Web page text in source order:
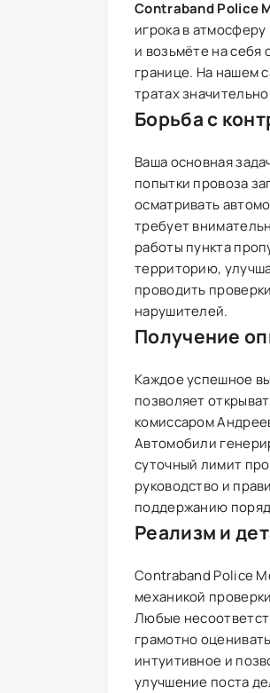
Contraband Police
игрока в
и возьмёте на себя
границе. На нашем
тратах
Борьба с
Ваша основная
попытки провоза
осматривать
требует
работы пункта
территорию,
проводить
нарушителей.
Получение
Каждое успешное
позволяет
комиссаром
Автомобили
суточный лимит
руководство и
поддержанию
Реализм и
Contraband Police
механикой
Любые
грамотно
интуитивное и
улучшение поста